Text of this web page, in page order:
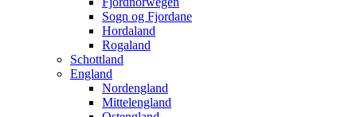
Sogn og Fjordane
Hordaland
Rogaland
Schottland
England
Nordengland
Mittelengland